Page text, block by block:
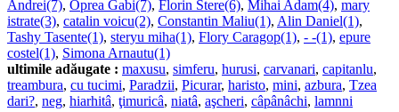
Andrei(7), Oprea Gabi(7), Florin Stere(6), Mihai Adam(4), mary
istrate(3), catalin voicu(2), Constantin Maliu(1), Alin Daniel(1),
Tashy Tasente(1), steryu miha(1), Flory Caragop(1), - -(1), epure
costel(1), Simona Arnautu(1)
ultimile adăugate : maxusu, simferu, hurusi, carvanari, capitanlu,
treambura, cu tucimi, Paradzii, Picurar, haristo, mini, azbura, Tzea
dari?, neg, hiarhitâ, ţimuricâ, niatâ, aşcheri, câpânâchi, lamnni